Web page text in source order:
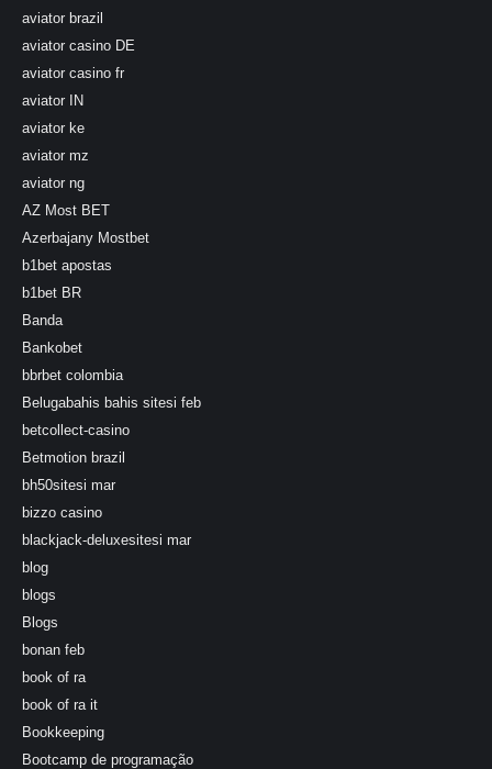
aviator brazil
aviator casino DE
aviator casino fr
aviator IN
aviator ke
aviator mz
aviator ng
AZ Most BET
Azerbajany Mostbet
b1bet apostas
b1bet BR
Banda
Bankobet
bbrbet colombia
Belugabahis bahis sitesi feb
betcollect-casino
Betmotion brazil
bh50sitesi mar
bizzo casino
blackjack-deluxesitesi mar
blog
blogs
Blogs
bonan feb
book of ra
book of ra it
Bookkeeping
Bootcamp de programação